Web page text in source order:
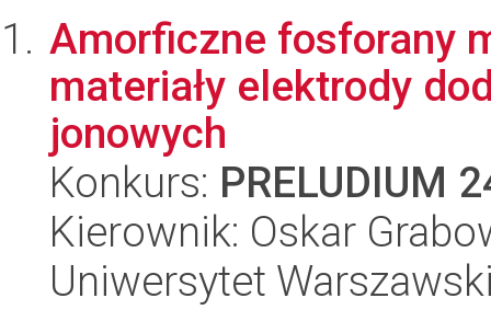
Amorficzne fosforany
materiały elektrody
jonowych
Konkurs: PRELUDIUM
Kierownik: Oskar
Uniwersytet